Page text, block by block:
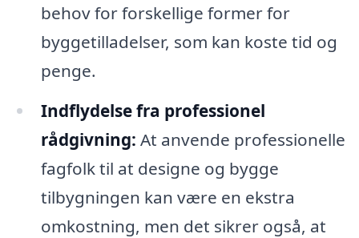
behov for forskellige former for
byggetilladelser, som kan koste tid og
penge.
Indflydelse fra professionel
rådgivning: At anvende professionelle
fagfolk til at designe og bygge
tilbygningen kan være en ekstra
omkostning, men det sikrer også, at